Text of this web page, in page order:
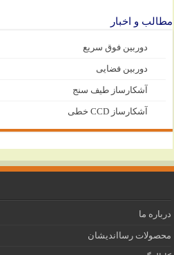
مطالب و اخبار
دوربین فوق سریع
دوربین فضایی
آشکارساز طیف سنج
آشکارساز CCD خطی
درباره ما
محصولات رسااندیشان